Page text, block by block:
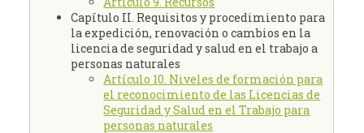
Capítulo II. Requisitos y procedimiento para
la expedición, renovación o cambios en la
licencia de seguridad y salud en el trabajo a
personas naturales
Artículo 10. Niveles de formación para
el reconocimiento de las Licencias de
Seguridad y Salud en el Trabajo para
personas naturales